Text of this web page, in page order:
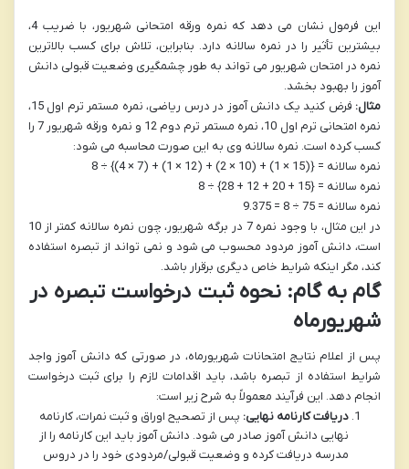
این فرمول نشان می دهد که نمره ورقه امتحانی شهریور، با ضریب 4،
بیشترین تأثیر را در نمره سالانه دارد. بنابراین، تلاش برای کسب بالاترین
نمره در امتحان شهریور می تواند به طور چشمگیری وضعیت قبولی دانش
آموز را بهبود بخشد.
مثال:
فرض کنید یک دانش آموز در درس ریاضی، نمره مستمر ترم اول 15،
نمره امتحانی ترم اول 10، نمره مستمر ترم دوم 12 و نمره ورقه شهریور 7 را
کسب کرده است. نمره سالانه وی به این صورت محاسبه می شود:
نمره سالانه = {(15 × 1) + (10 × 2) + (12 × 1) + (7 × 4)} ÷ 8
نمره سالانه = {15 + 20 + 12 + 28} ÷ 8
نمره سالانه = 75 ÷ 8 = 9.375
در این مثال، با وجود نمره 7 در برگه شهریور، چون نمره سالانه کمتر از 10
است، دانش آموز مردود محسوب می شود و نمی تواند از تبصره استفاده
کند، مگر اینکه شرایط خاص دیگری برقرار باشد.
گام به گام: نحوه ثبت درخواست تبصره در
شهریورماه
پس از اعلام نتایج امتحانات شهریورماه، در صورتی که دانش آموز واجد
شرایط استفاده از تبصره باشد، باید اقدامات لازم را برای ثبت درخواست
انجام دهد. این فرآیند معمولاً به شرح زیر است:
دریافت کارنامه نهایی: پس از تصحیح اوراق و ثبت نمرات، کارنامه
نهایی دانش آموز صادر می شود. دانش آموز باید این کارنامه را از
مدرسه دریافت کرده و وضعیت قبولی/مردودی خود را در دروس